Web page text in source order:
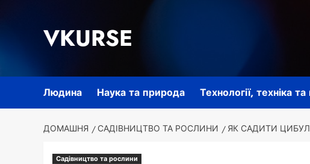
VKURSE
Людина Наука та природа Технології, техніка
ДОМАШНЯ САДІВНИЦТВО ТА РОСЛИНИ ЯК САДИТИ
Садівництво та рослини